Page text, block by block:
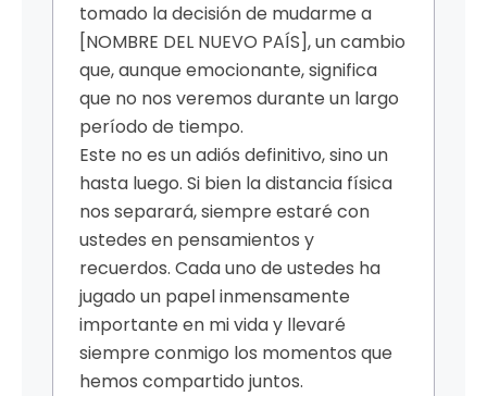
tomado la decisión de mudarme a
[NOMBRE DEL NUEVO PAÍS], un cambio
que, aunque emocionante, significa
que no nos veremos durante un largo
período de tiempo.
Este no es un adiós definitivo, sino un
hasta luego. Si bien la distancia física
nos separará, siempre estaré con
ustedes en pensamientos y
recuerdos. Cada uno de ustedes ha
jugado un papel inmensamente
importante en mi vida y llevaré
siempre conmigo los momentos que
hemos compartido juntos.